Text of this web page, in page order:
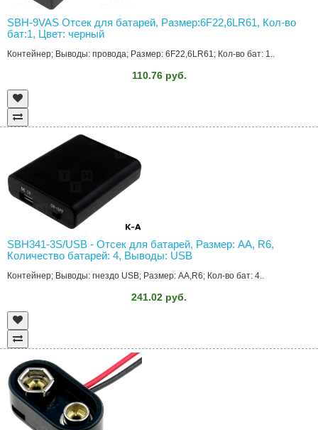
SBH-9VAS Отсек для батарей, Размер:6F22,6LR61, Кол-во
бат:1, Цвет: черный
Контейнер; Выводы: провода; Размер: 6F22,6LR61; Кол-во бат: 1..
110.76 руб.
SBH341-3S/USB - Отсек для батарей, Размер: AA, R6,
Количество батарей: 4, Выводы: USB
Контейнер; Выводы: гнездо USB; Размер: AA,R6; Кол-во бат: 4..
241.02 руб.